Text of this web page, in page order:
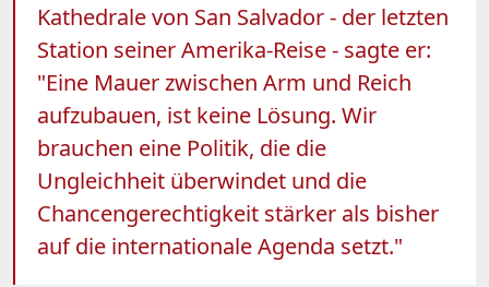
Kathedrale von San Salvador - der letzten
Station seiner Amerika-Reise - sagte er:
"Eine Mauer zwischen Arm und Reich
aufzubauen, ist keine Lösung. Wir
brauchen eine Politik, die die
Ungleichheit überwindet und die
Chancengerechtigkeit stärker als bisher
auf die internationale Agenda setzt."